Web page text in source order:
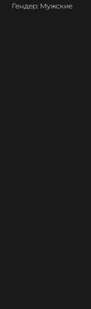
Гендер: Мужские